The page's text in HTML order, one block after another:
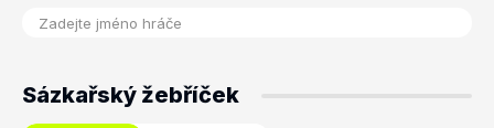
Sázkařský žebříček